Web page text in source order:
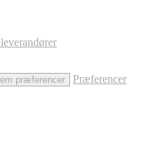
præferencer Præferencer